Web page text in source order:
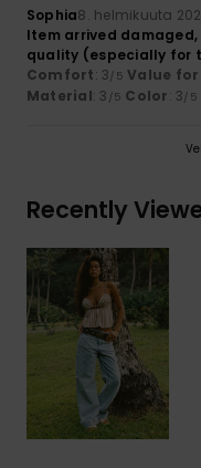
Sophia8. helmikuuta
Item arrived
quality (especially for
Comfort: 3/5 Value
Material: 3 /5 Color: 3/5
Recently